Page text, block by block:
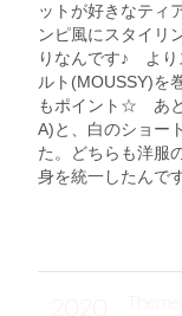
ットが好きなティ
ンピ風にスタイリ
りなんです♪ より
ルト(MOUSSY)を
もポイント☆ あと
A)と、白のショー
た。どちらも洋服
身を統一したんで
Theme